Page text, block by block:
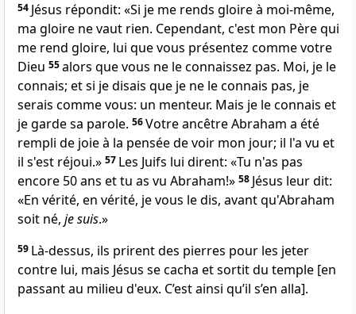
54 Jésus répondit: «Si je me rends gloire à moi-même,
ma gloire ne vaut rien. Cependant, c'est mon Père qui
me rend gloire, lui que vous présentez comme votre
Dieu 55alors que vous ne le connaissez pas. Moi, je le
connais; et si je disais que je ne le connais pas, je
serais comme vous: un menteur. Mais je le connais et
je garde sa parole. 56Votre ancêtre Abraham a été
rempli de joie à la pensée de voir mon jour; il l'a vu et
il s'est réjoui.» 57 Les Juifs lui dirent: «Tu n'as pas
encore 50 ans et tu as vu Abraham!» 58 Jésus leur dit:
«En vérité, en vérité, je vous le dis, avant qu'Abraham
soit né, je suis.»
59 Là-dessus, ils prirent des pierres pour les jeter
contre lui, mais Jésus se cacha et sortit du temple [en
passant au milieu d'eux. C’est ainsi qu’il s’en alla].